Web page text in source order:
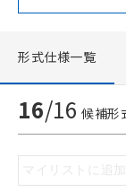
形式仕様一覧
16/16 候補形
マイリストに追加